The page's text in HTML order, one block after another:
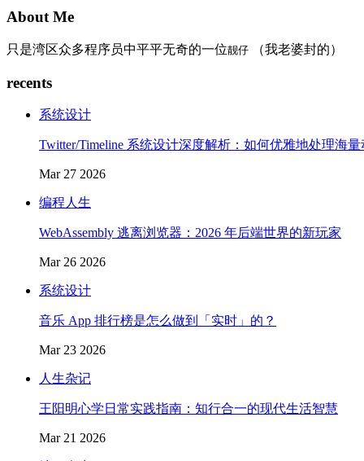
About Me
只是湾区众多程序员中平平无奇的一位靓仔 （我老婆封的）
recents
系统设计
Twitter/Timeline 系统设计深度解析：如何优雅地处理海量
Mar 27 2026
编程人生
WebAssembly 逃离浏览器：2026 年后端世界的新玩家
Mar 26 2026
系统设计
音乐 App 排行榜是怎么做到「实时」的？
Mar 23 2026
人生杂记
王阳明心学日常实践指南：知行合一的现代生活智慧
Mar 21 2026